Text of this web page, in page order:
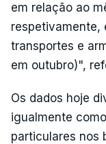
em relação ao
respetivamente,
transportes e
em outubro)",
Os dados hoje
igualmente
particulares nos